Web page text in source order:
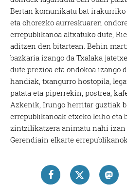
Bertan komunikatu bat
eta ohorezko aurreskuaren
errepublikanoa altxatuko dute,
aditzen den bitartean. Behin
bazkaria izango da Txalaka
dute prezioa eta ondokoa izango
handiak, txangurro hostopila,
patata eta piperrekin, postrea,
Azkenik, Irungo herritar guztiak
errepublikanoak etxeko leiho eta
zintzilikatzera animatu nahi izan
Gerendiain elkarte